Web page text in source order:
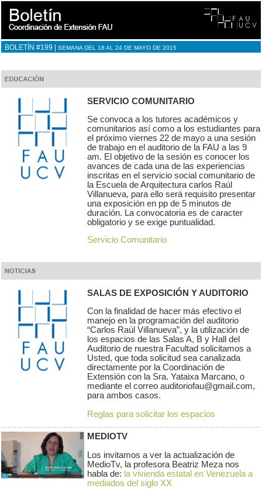
BOLETÍN #199 | SEMANA DEL 18 AL 24 DE MAYO DE 2015
SERVICIO COMUNITARIO
Se convoca a los tutores académicos y
comunitarios así como a los estudiantes para
el próximo viernes 22 de mayo a una sesión
de trabajo en el auditorio de la FAU a las 9
am. El objetivo de la sesión es conocer los
avances de cada una de las experiencias
inscritas en el servicio social comunitario de
la Escuela de Arquitectura carlos Raúl
Villanueva, para ello será requisito presentar
una exposición en pp de 5 minutos de
duración. La convocatoria es de caracter
obligatorio y se exige puntualidad.
Servicio Comunitario
SALAS DE EXPOSICIÓN Y AUDITORIO
Con la finalidad de hacer más efectivo el
manejo en la programación del auditorio
“Carlos Raúl Villanueva”, y la utilización de
los espacios de las Salas A, B y Hall del
Auditorio de nuestra Facultad solicitamos a
Usted, que toda solicitud sea canalizada
directamente por la Coordinación de
Extensión con la Sra. Yataixa Marcano, o
mediante el correo auditoriofau@gmail.com,
para ambos casos.
Reglas para solicitar los espacios
MEDIOTV
Los invitamos a ver la actualización de
MedioTv, la profesora Beatriz Meza nos
habla de: la vivienda estatal en Venezuela a
mediados del siglo XX